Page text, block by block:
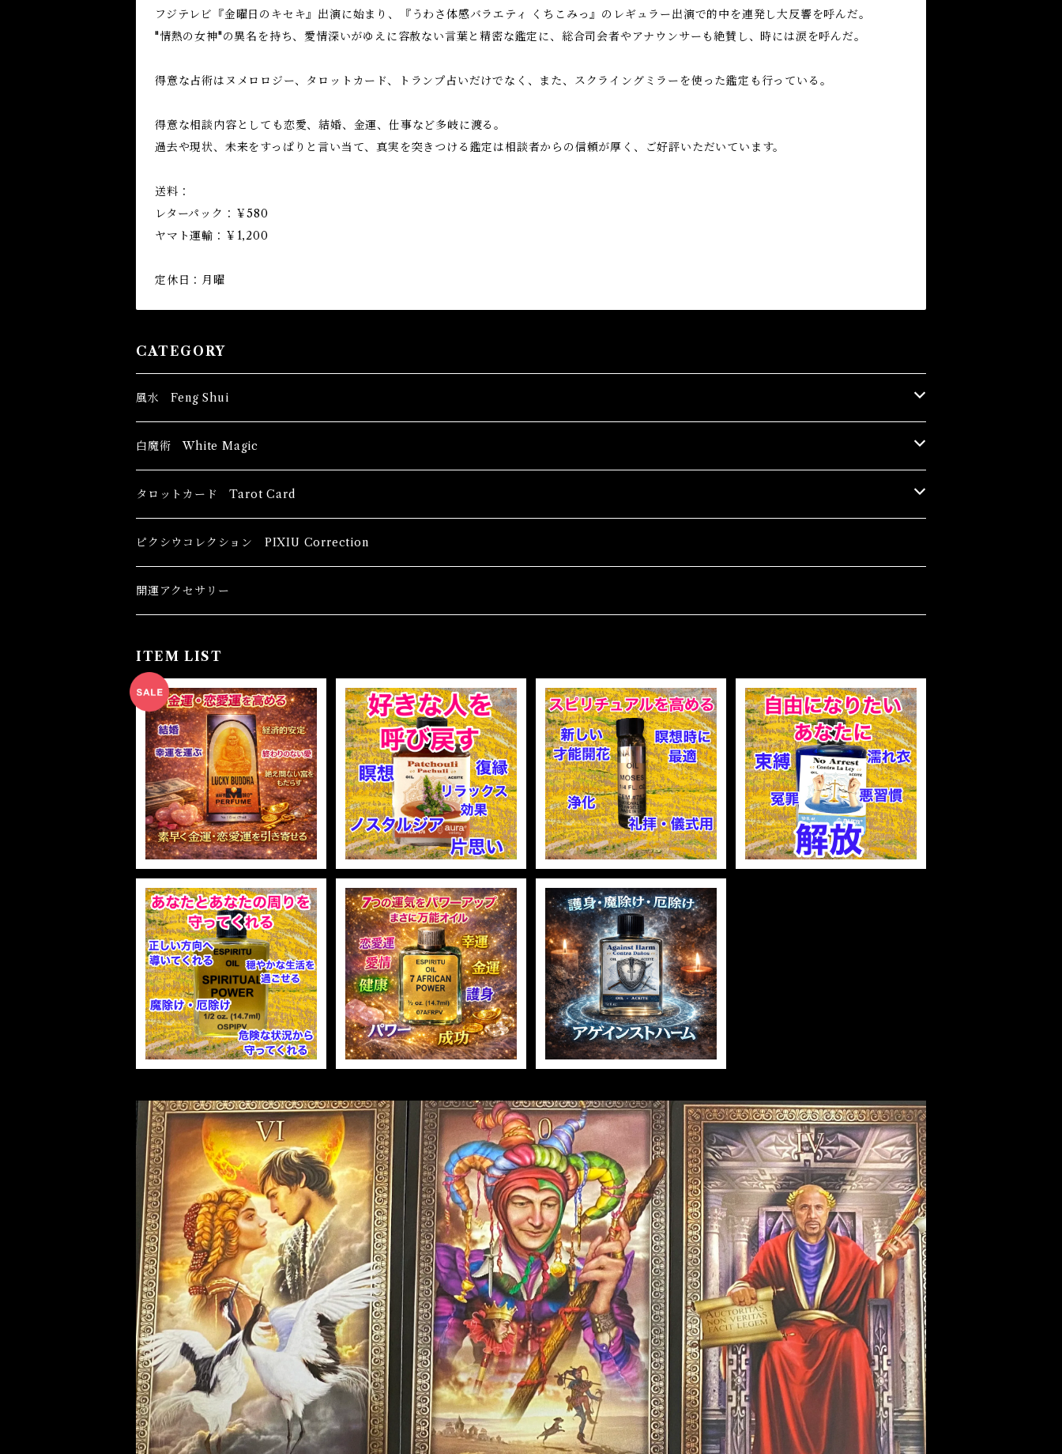
フジテレビ『金曜日のキセキ』出演に始まり、『うわさ体感バラエティ くちこみっ』のレギュラー出演で的中を連発し大反響を呼んだ。
"情熱の女神"の異名を持ち、愛情深いがゆえに容赦ない言葉と精密な鑑定に、総合司会者やアナウンサーも絶賛し、時には涙を呼んだ。
得意な占術はヌメロロジー、タロットカード、トランプ占いだけでなく、また、スクライングミラーを使った鑑定も行っている。
得意な相談内容としても恋愛、結婚、金運、仕事など多岐に渡る。
過去や現状、未来をすっぱりと言い当て、真実を突きつける鑑定は相談者からの信頼が厚く、ご好評いただいています。
送料：
レターパック：￥580
ヤマト運輸：￥1,200
定休日：月曜
CATEGORY
風水 Feng Shui
ブッダ Buddha
恋愛運
健康運 Health
金運 Money
キーチェーン
金運 Money
恋愛 Love
干支風水置き物
子 Rat
牛 Ox
寅 Tiger
卯 Rabit
辰 Dragon
巳 Snake
午 Horse
申 Monkey
酉 Rooster
戌 Dog
亥 Pig
ブレスレット Bracelet
恋愛
願望
仕事 Job
人間関係 Relationship
白魔術 White Magic
香油 Oils
恋愛 Love
金運 Money
スピリチュアル Spiritual
自己実現 Self-realization
裁判 Trial
人間関係 Relationships
キャンドル Candles
恋愛 Love
自己実現 Self-Realization
仕事 Job
スピリチュアル Spiritual
人間関係 RelationShips
線香 Stick Incense
仕事
金運
人間関係
金運 Money
恋愛 Love
護身
パウダー Magical Powder
仕事
恋愛 Love
金運 Money
人間関係 Relationships
自己実現 Self-Realization
スピリチュアル Spiritual
バス＆フロアウォッシュ Bath&Floor Wash
護身 Self-Defence
恋愛 Love
金運 Money
人間関係 Relationships
バスハーブ Bath Herb
恋愛 love
白魔術キット
アミュレット Amulet
恋愛
仕事
金運
魔除け
健康
スピリチュアル
幸運
人生
願望実現
タロットカード Tarot Card
初心者向け For The Beginners
中級者向け
ピクシウコレクション PIXIU Correction
開運アクセサリー
ITEM LIST
ラッキーブッダ マジカルオイ
ル・魔女オイル LUCKY BU
DDHA Magical Oil
¥2,805
15%OFF
パチョリ マジカルオイル・魔
女オイル Pathouli Magica
l Oil
¥1,258
15%OFF
モーセス マジカルオイル・魔
女 MOSES Magical Oil
¥1,258
15%OFF
ノーアレスト マジカルオイ
ル・魔女オイル No Arrest
Magical Oil
¥1,480
SPIRITUAL POWER OIL
スピリチュアルパワーオイル
¥1,258
15%OFF
SOLD OUT
7アフリカンパワー マジカル
オイル・魔女オイル 7AFRIC
AN POWERS Magical Oil
¥1,258
15%OFF
AGAINST HARM OIL アゲ
インストハームオイル -厄除
け・魔除け・護身-
¥1,258
15%OFF